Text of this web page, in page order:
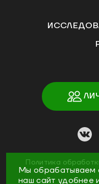
Политика
Мы обрабатываем
наш сайт удобнее